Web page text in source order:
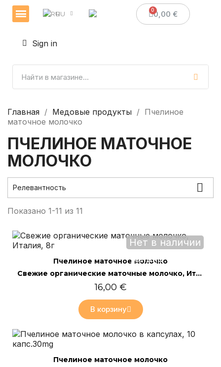
RU 0,00 €
Sign in
Главная Медовые продукты
Пчелиное
маточное молочко
ПЧЕЛИНОЕ МАТОЧНОЕ
МОЛОЧКО
Релевантность 
Показано 1-11 из 11
Быстрый просмотр
Нет в наличии
Только онлайн
Пчелиное маточное молочко
Свежие органические маточные молочко, Италия, 8г
16,00 €
В корзину
Быстрый просмотр
Пчелиное маточное молочко